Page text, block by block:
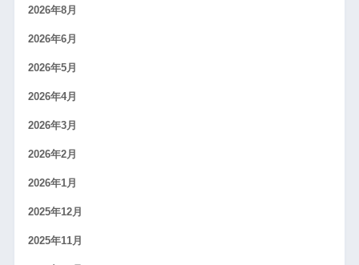
2026年8月
2026年6月
2026年5月
2026年4月
2026年3月
2026年2月
2026年1月
2025年12月
2025年11月